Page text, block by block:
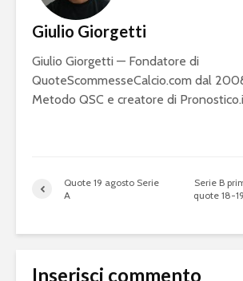
Giulio Giorgetti
Giulio Giorgetti — Fondatore di
QuoteScommesseCalcio.com dal
Metodo QSC e creatore di
Quote 19 agosto Serie
A
Serie B
quote 18-
Inserisci commento